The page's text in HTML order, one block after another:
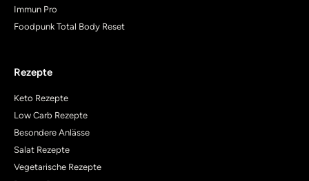
Immun Pro
Foodpunk Total Body Reset
Rezepte
Keto Rezepte
Low Carb Rezepte
Besondere Anlässe
Salat Rezepte
Vegetarische Rezepte